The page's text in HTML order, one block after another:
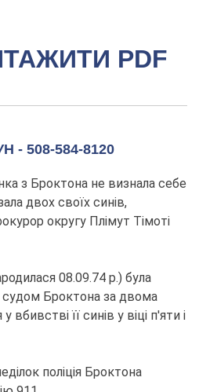
PDF
- 508-584-8120
з Броктона не визнала себе
двох своїх синів,
округу Плімут Тімоті
08.09.74 р.) була
Броктона за двома
її синів у віці п'яти і
поліція Броктона